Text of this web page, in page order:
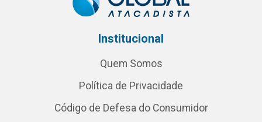
Institucional
Quem Somos
Política de Privacidade
Código de Defesa do Consumidor